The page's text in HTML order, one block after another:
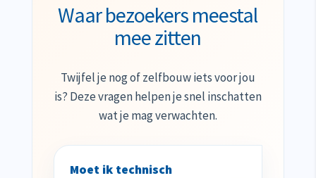
Waar bezoekers meestal
mee zitten
Twijfel je nog of zelfbouw iets voor jou
is? Deze vragen helpen je snel inschatten
wat je mag verwachten.
Moet ik technisch